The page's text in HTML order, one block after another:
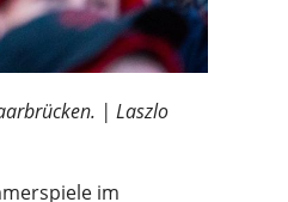
| Laszlo
im